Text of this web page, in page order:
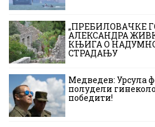
„ПРЕБИЛОВАЧКЕ
АЛЕКСАНДРА
КЊИГА О
СТРАДАЊУ
Медведев: Урсула
полудели
победити!